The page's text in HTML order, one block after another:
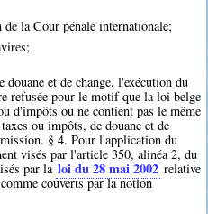
la Cour pénale internationale;
et de change, l'exécution du
refusée pour le motif que la loi belge
d'impôts ou ne contient pas le même
ou impôts, de douane et de
§ 4. Pour l'application du
visés par l'article 350, alinéa 2, du
par la loi du 28 mai 2002 relative
couverts par la notion